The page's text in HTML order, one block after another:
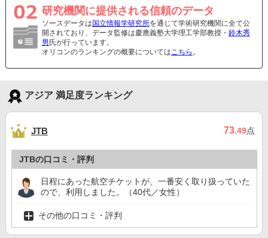
研究機関に提供される信頼のデータ
ソースデータは 国立情報学研究所を通じて学術研究機関に全て公
開されており、データ監修は慶應義塾大学理工学部教授・ 鈴木秀
男 氏が行っています。
オリコンのランキングの概要についてはこちら 。
アジア 満足度ランキング
JTB 73.49点
JTBの口コミ・評判
日程にあった航空チケットが、一番安く取り扱っていた
ので、利用しました。（40代／女性）
その他の口コミ・評判